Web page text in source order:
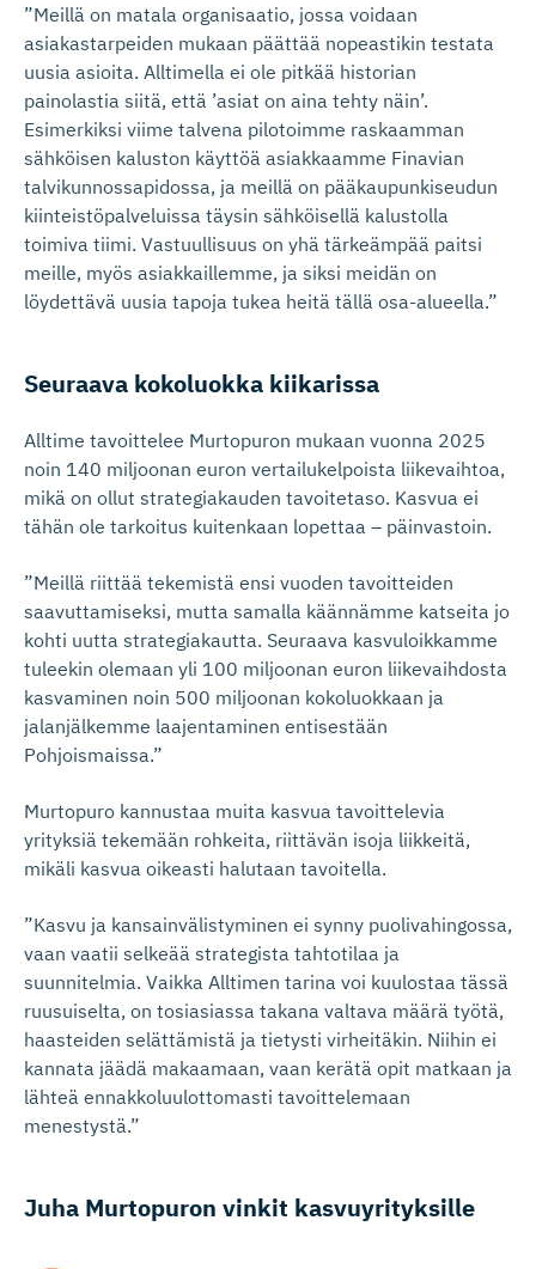
”Meillä on matala organisaatio, jossa voidaan
asiakastarpeiden mukaan päättää nopeastikin testata
uusia asioita. Alltimella ei ole pitkää historian
painolastia siitä, että ’asiat on aina tehty näin’.
Esimerkiksi viime talvena pilotoimme raskaamman
sähköisen kaluston käyttöä asiakkaamme Finavian
talvikunnossapidossa, ja meillä on pääkaupunkiseudun
kiinteistöpalveluissa täysin sähköisellä kalustolla
toimiva tiimi. Vastuullisuus on yhä tärkeämpää paitsi
meille, myös asiakkaillemme, ja siksi meidän on
löydettävä uusia tapoja tukea heitä tällä osa-alueella.”
Seuraava kokoluokka kiikarissa
Alltime tavoittelee Murtopuron mukaan vuonna 2025
noin 140 miljoonan euron vertailukelpoista liikevaihtoa,
mikä on ollut strategiakauden tavoitetaso. Kasvua ei
tähän ole tarkoitus kuitenkaan lopettaa – päinvastoin.
”Meillä riittää tekemistä ensi vuoden tavoitteiden
saavuttamiseksi, mutta samalla käännämme katseita jo
kohti uutta strategiakautta. Seuraava kasvuloikkamme
tuleekin olemaan yli 100 miljoonan euron liikevaihdosta
kasvaminen noin 500 miljoonan kokoluokkaan ja
jalanjälkemme laajentaminen entisestään
Pohjoismaissa.”
Murtopuro kannustaa muita kasvua tavoittelevia
yrityksiä tekemään rohkeita, riittävän isoja liikkeitä,
mikäli kasvua oikeasti halutaan tavoitella.
”Kasvu ja kansainvälistyminen ei synny puolivahingossa,
vaan vaatii selkeää strategista tahtotilaa ja
suunnitelmia. Vaikka Alltimen tarina voi kuulostaa tässä
ruusuiselta, on tosiasiassa takana valtava määrä työtä,
haasteiden selättämistä ja tietysti virheitäkin. Niihin ei
kannata jäädä makaamaan, vaan kerätä opit matkaan ja
lähteä ennakkoluulottomasti tavoittelemaan
menestystä.”
Juha Murtopuron vinkit kasvuyrityksille